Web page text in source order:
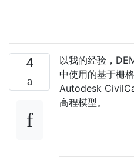
4
以我的经验，
中使用的基于栅
Autodesk
高程模型。